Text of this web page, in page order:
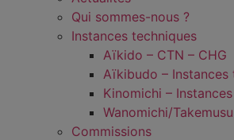
Qui sommes-nous ?
Instances techniques
Aïkido – CTN – CHG
Aïkibudo – Instances
Kinomichi –
Wanomichi/
Commissions